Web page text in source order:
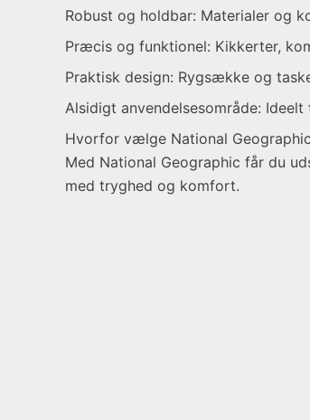
Robust og holdbar: Materialer og
Præcis og funktionel: Kikkerter,
Praktisk design: Rygsække og
Alsidigt anvendelsesområde:
Hvorfor vælge National
Med National Geographic får du
med tryghed og komfort.